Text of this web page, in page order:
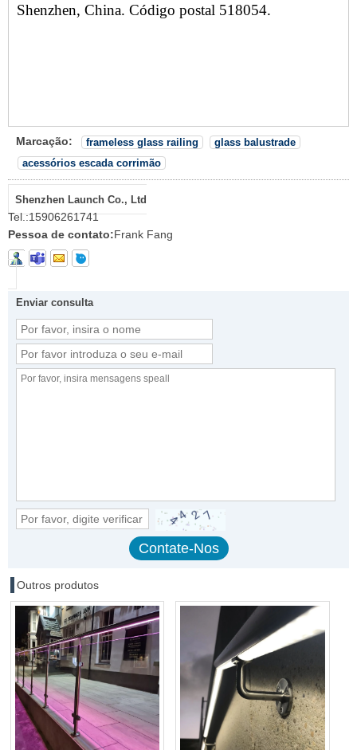
Shenzhen, China. Código postal 518054.
Marcação: frameless glass railing
glass balustrade
acessórios escada corrimão
Shenzhen Launch Co., Ltd
Tel.:15906261741
Pessoa de contato:Frank Fang
Enviar consulta
Outros produtos